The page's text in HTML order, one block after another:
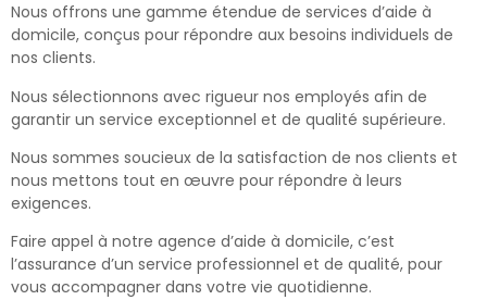
Nous offrons une gamme étendue de services d’aide à
domicile, conçus pour répondre aux besoins individuels de
nos clients.
Nous sélectionnons avec rigueur nos employés afin de
garantir un service exceptionnel et de qualité supérieure.
Nous sommes soucieux de la satisfaction de nos clients et
nous mettons tout en œuvre pour répondre à leurs
exigences.
Faire appel à notre agence d’aide à domicile, c’est
l’assurance d’un service professionnel et de qualité, pour
vous accompagner dans votre vie quotidienne.